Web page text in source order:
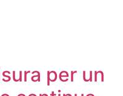
per un